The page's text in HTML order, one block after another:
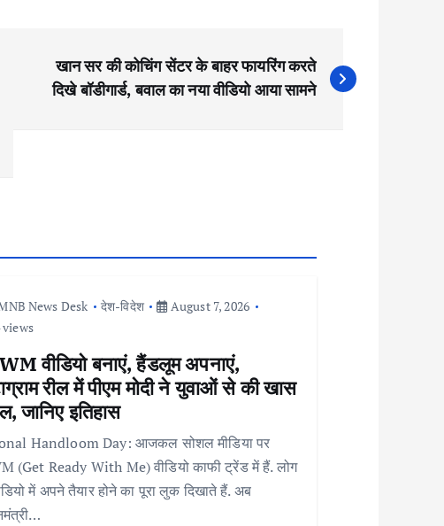
खान सर की कोचिंग सेंटर के बाहर फायरिंग करते
दिखे बॉडीगार्ड, बवाल का नया वीडियो आया सामने
News Desk देश-विदेश
August 7, 2026
views
वीडियो बनाएं, हैंडलूम अपनाएं,
रील में पीएम मोदी ने युवाओं से की खास
जानिए इतिहास
Handloom Day: आजकल सोशल मीडिया पर
(Get Ready With Me) वीडियो काफी ट्रेंड में हैं. लोग
में अपने तैयार होने का पूरा लुक दिखाते हैं. अब